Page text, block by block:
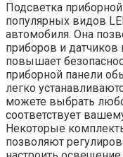
Подсветка
популярных видов
автомобиля. Она
приборов и датчиков
повышает
приборной панели
легко
можете выбрать
соответствует
Некоторые
позволяют